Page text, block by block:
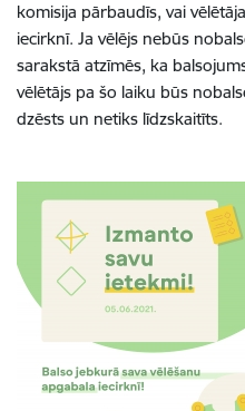
komisija pārbaudīs, vai
iecirknī. Ja vēlējs nebūs
sarakstā atzīmēs, ka
vēlētājs pa šo laiku būs
dzēsts un netiks līdzskaitīts.